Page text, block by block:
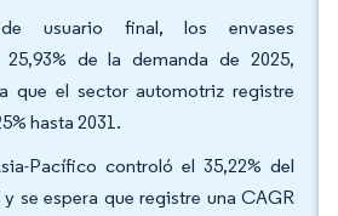
usuario final, los envases
25,93% de la demanda de 2025,
que el sector automotriz registre
hasta 2031.
Pacífico controló el 35,22% del
se espera que registre una CAGR